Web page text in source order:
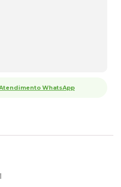
WhatsApp